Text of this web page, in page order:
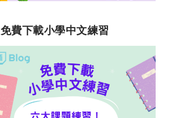
免費下載小學中文練習